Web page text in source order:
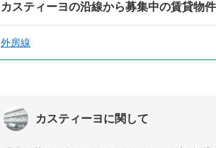
カスティーヨの沿線から募集中の賃貸物
外房線
カスティーヨに関して